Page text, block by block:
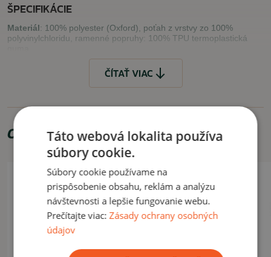
ŠPECIFIKÁCIE
Materiál: 100% polyester (Oxford), poťah z vrstvy zo 100%
polyvinylchloridu, ramenné popruhy: 100% TPU termoplastická
kvalitné prevedenie
trojitá sumka
nosič plátov - možnosť vkladania ochranných protektorov
VYUŽITIE
Bezpečnostné zložky, taktické cvičenia.
ČÍTAŤ VIAC
Odporúčame zakúpiť
Táto webová lokalita používa
súbory cookie.
Súbory cookie používame na
prispôsobenie obsahu, reklám a analýzu
návštevnosti a lepšie fungovanie webu.
Prečítajte viac:Zásady ochrany osobných
údajov